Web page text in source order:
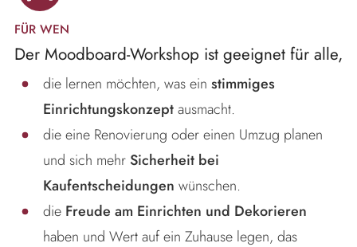
FÜR WEN
Der Moodboard-Workshop ist geeignet für alle,
die lernen möchten, was ein stimmiges
Einrichtungskonzeptausmacht.
die eine Renovierung oder einen Umzug planen
und sich mehrSicherheit bei
Kaufentscheidungen wünschen.
die Freude am Einrichten und Dekorieren
haben und Wert auf ein Zuhause legen, das